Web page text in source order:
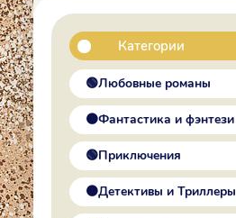
Категории
🟢Любовные романы
🟠Фантастика и фэнтези
🟢Приключения
🟠Детективы и Триллеры